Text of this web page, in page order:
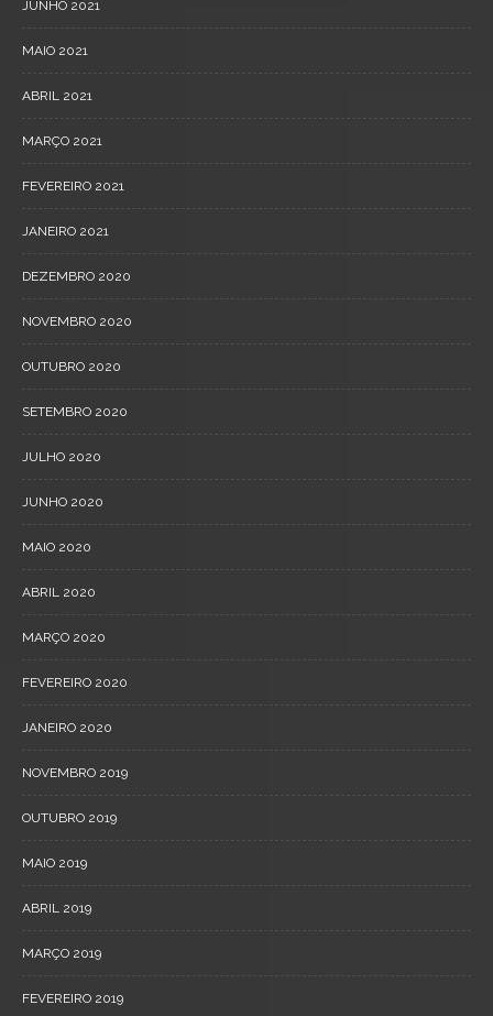
JUNHO 2021
MAIO 2021
ABRIL 2021
MARÇO 2021
FEVEREIRO 2021
JANEIRO 2021
DEZEMBRO 2020
NOVEMBRO 2020
OUTUBRO 2020
SETEMBRO 2020
JULHO 2020
JUNHO 2020
MAIO 2020
ABRIL 2020
MARÇO 2020
FEVEREIRO 2020
JANEIRO 2020
NOVEMBRO 2019
OUTUBRO 2019
MAIO 2019
ABRIL 2019
MARÇO 2019
FEVEREIRO 2019